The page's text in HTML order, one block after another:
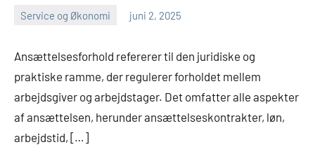
Service og Økonomi juni 2, 2025
Ansættelsesforhold refererer til den juridiske og
praktiske ramme, der regulerer forholdet mellem
arbejdsgiver og arbejdstager. Det omfatter alle aspekter
af ansættelsen, herunder ansættelseskontrakter, løn,
arbejdstid, […]